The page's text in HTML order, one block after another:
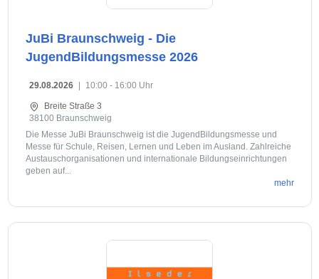
JuBi Braunschweig - Die
JugendBildungsmesse 2026
29.08.2026 10:00 - 16:00 Uhr
Breite Straße 3
38100 Braunschweig
Die Messe JuBi Braunschweig ist die JugendBildungsmesse und
Messe für Schule, Reisen, Lernen und Leben im Ausland. Zahlreiche
Austauschorganisationen und internationale Bildungseinrichtungen
geben auf...
mehr